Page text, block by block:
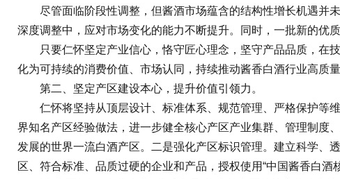
尽管面临阶段性调整，但酱酒市场蕴含的结构性增长机遇并未
深度调整中，应对市场变化的能力不断提升。同时，一批新的优质
只要仁怀坚定产业信心，恪守匠心理念，坚守产品品质，在技
化为可持续的消费价值、市场认同，持续推动酱香白酒行业高质量
第二、坚定产区建设本心，提升价值引领力。
仁怀将坚持从顶层设计、标准体系、规范管理、严格保护等维
界知名产区经验做法，进一步健全核心产区产业集群、管理制度
发展的世界一流白酒产区。二是强化产区标识管理。建立科学、
区、符合标准、品质过硬的企业和产品，授权使用“中国酱香白酒